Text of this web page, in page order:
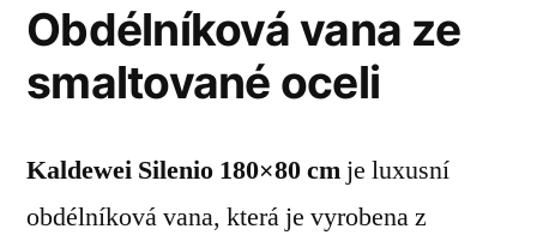
Obdélníková vana ze
smaltované oceli
Kaldewei Silenio 180×80 cm je luxusní
obdélníková vana, která je vyrobena z